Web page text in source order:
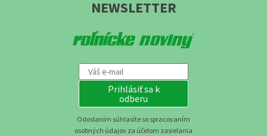
NEWSLETTER
Prihlásiť sa k
odberu
Odoslaním súhlasíte so spracovaním
osobných údajov za účelom zasielania